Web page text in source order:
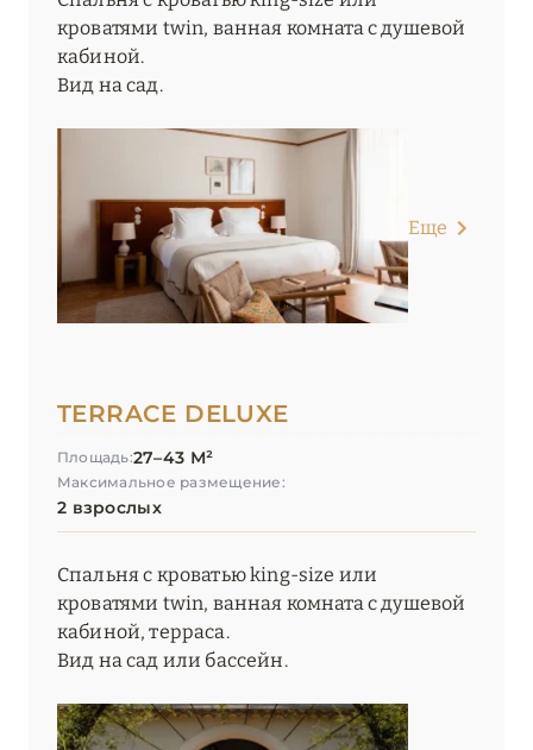
кроватями twin, ванная комната с душевой
кабиной.
Вид на сад.
Еще
TERRACE DELUXE
Площадь:27–43 М²
Максимальное размещение:
2 взрослых
Спальня с кроватью king-size или
кроватями twin, ванная комната с душевой
кабиной, терраса.
Вид на сад или бассейн.